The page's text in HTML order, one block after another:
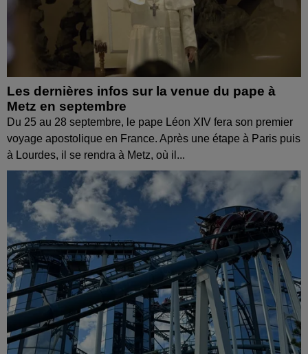
Les dernières infos sur la venue du pape à
Metz en septembre
Du 25 au 28 septembre, le pape Léon XIV fera son premier
voyage apostolique en France. Après une étape à Paris puis
à Lourdes, il se rendra à Metz, où il...